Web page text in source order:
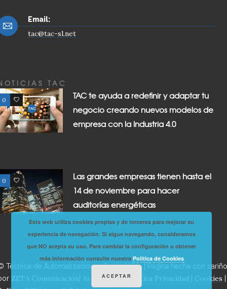
Email:
tac@tac-sl.net
TAC
0 0
TAC te ayuda a redefinir y adaptar tu
negocio creando nuevos modelos de
empresa con la Industria 4.0
0 0
Las grandes empresas tienen hasta el
14 de noviembre para hacer
auditorías energéticas
Técnica de Automatización y Control, S.L. | Página hecha con cariño
ZETA Comunicación Aviso Legal|Política Privacidad Cookies
Esta web utiliza cookies propias y de terceros para mejorar su
experiencia de navegación. Si sigue navegando, consideramos
que NO acepta su uso. Para cambiar la configuración u obtener
más información consulte nuestra Política de Cookies
ACEPTAR